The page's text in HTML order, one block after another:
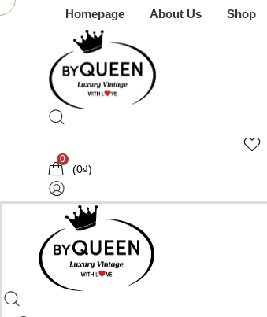
Homepage About Us Shop
0
(0₫)